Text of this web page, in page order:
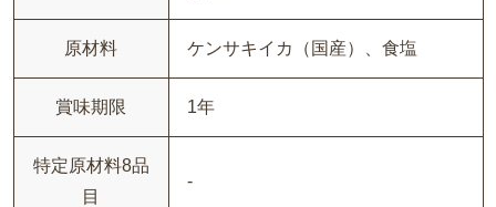
原材料 ケンサキイカ（国産）、食塩
賞味期限 1年
特定原材料8品
目
-